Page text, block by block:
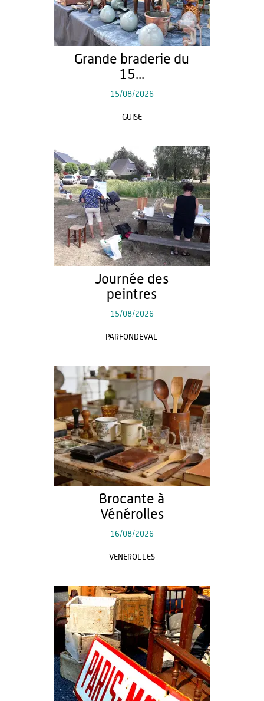
Grande braderie du
15...
15/08/2026
GUISE
Journée des
peintres
15/08/2026
PARFONDEVAL
Brocante à
Vénérolles
16/08/2026
VENEROLLES